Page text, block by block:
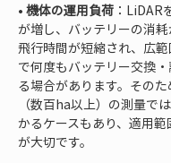
• 機体の運用負荷 ：LiDAR
が増し、バッテリーの消耗
飛行時間が短縮され、広
で何度もバッテリー交換
る場合があります。その
（数百ha以上）の測量で
かるケースもあり、適用